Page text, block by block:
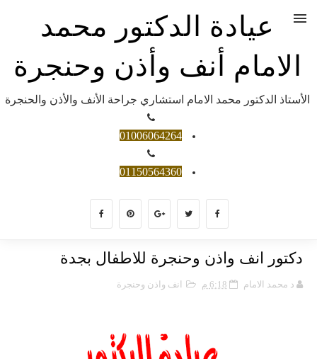
عيادة الدكتور محمد
الامام أنف وأذن وحنجرة
الأستاذ الدكتور محمد الامام استشاري جراحة الأنف والأذن والحنجرة
01006064264
01150564360
دكتور انف واذن وحنجرة للاطفال بجدة
د محمد الامام 6:18 م انف واذن وحنجرة